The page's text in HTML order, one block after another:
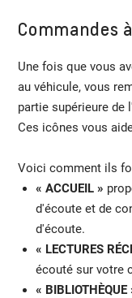
Commandes
Une fois que vous
au véhicule, vous
partie supérieure de
Ces icônes vous
Voici comment ils
« ACCUEIL »
d'écoute et de
d'écoute.
« LECTURES
écouté sur votre
« BIBLIOTHÈQUE